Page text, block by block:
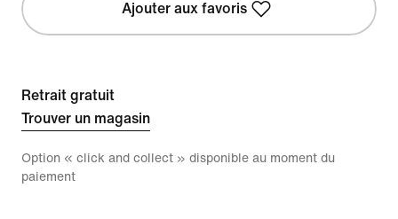
Ajouter aux favoris
Retrait gratuit
Trouver un magasin
Option « click and collect » disponible au moment du
paiement